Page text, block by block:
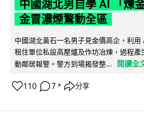
中國湖北男自學 AI 「煉
金冒濃煙驚動全區
中國湖北黃石一名男子見金價高企，利
租住單位私設高壓爐及作坊冶煉，過程產
動鄰居報警。警方到場揭發整...
閱讀全
110 7 ↗ 分享